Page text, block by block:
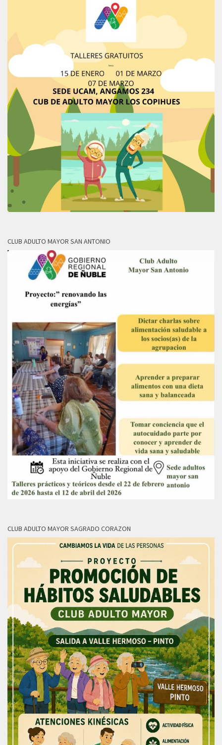
CLUB ADULTO MAYOR SAN ANTONIO
CLUB ADULTO MAYOR SAGRADO CORAZON